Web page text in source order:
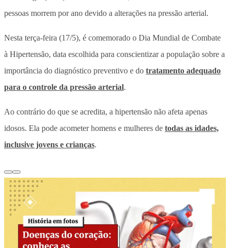
pessoas morrem por ano devido a alterações na pressão arterial.
Nesta terça-feira (17/5), é comemorado o Dia Mundial de Combate
à Hipertensão, data escolhida para conscientizar a população sobre a
importância do diagnóstico preventivo e do tratamento adequado
para o controle da pressão arterial.
Ao contrário do que se acredita, a hipertensão não afeta apenas
idosos. Ela pode acometer homens e mulheres de todas as idades,
inclusive jovens e crianças.